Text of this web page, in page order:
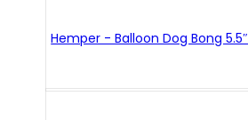
Hemper - Balloon Dog Bong 5.5″